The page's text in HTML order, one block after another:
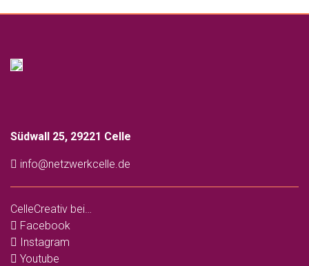
Südwall 25, 29221 Celle
info@netzwerkcelle.de
CelleCreativ bei…
Facebook
Instagram
Youtube